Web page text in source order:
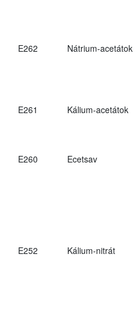
E262 Nátrium-acetátok
E261 Kálium-acetátok
E260 Ecetsav
E252 Kálium-nitrát